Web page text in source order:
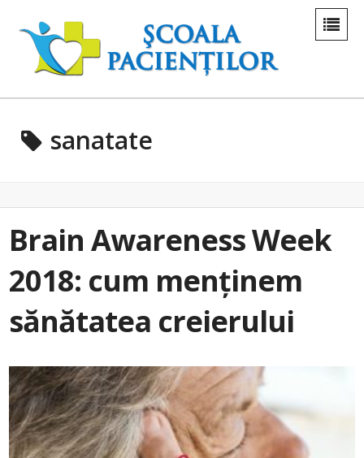
sanatate
Brain Awareness Week
2018: cum menținem
sănătatea creierului